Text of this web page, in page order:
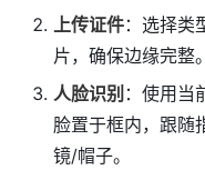
上传证件：选择类
片，确保边缘完整。
人脸识别 ：使用当
脸置于框内，跟随
镜/帽子。